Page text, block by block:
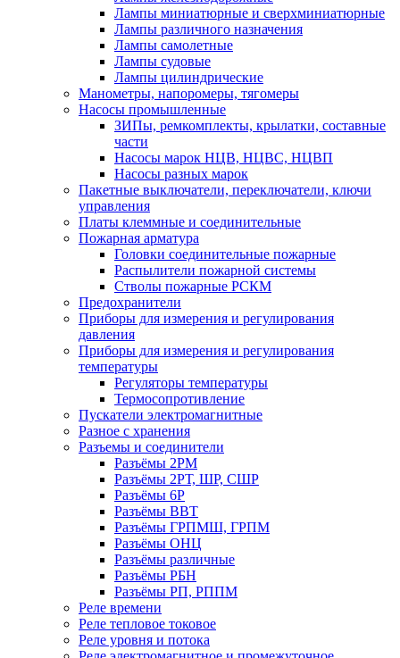
Лампы миниатюрные и сверхминиатюрные
Лампы различного назначения
Лампы самолетные
Лампы судовые
Лампы цилиндрические
Манометры, напоромеры, тягомеры
Насосы промышленные
ЗИПы, ремкомплекты, крылатки, составные
части
Насосы марок НЦВ, НЦВС, НЦВП
Насосы разных марок
Пакетные выключатели, переключатели, ключи
управления
Платы клеммные и соединительные
Пожарная арматура
Головки соединительные пожарные
Распылители пожарной системы
Стволы пожарные РСКМ
Предохранители
Приборы для измерения и регулирования
давления
Приборы для измерения и регулирования
температуры
Регуляторы температуры
Термосопротивление
Пускатели электромагнитные
Разное с хранения
Разъемы и соединители
Разъёмы 2РМ
Разъёмы 2РТ, ШР, СШР
Разъёмы 6Р
Разъёмы ВВТ
Разъёмы ГРПМШ, ГРПМ
Разъёмы ОНЦ
Разъёмы различные
Разъёмы РБН
Разъёмы РП, РППМ
Реле времени
Реле тепловое токовое
Реле уровня и потока